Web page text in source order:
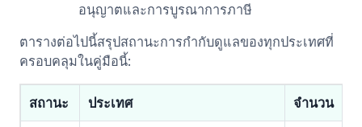
อนุญาตและการบูรณาการภาษี
ตารางต่อไปนี้สรุปสถานะการกำกับดูแลของทุกประเทศที่
ครอบคลุมในคู่มือนี้:
สถานะ ประเทศ จำนวน